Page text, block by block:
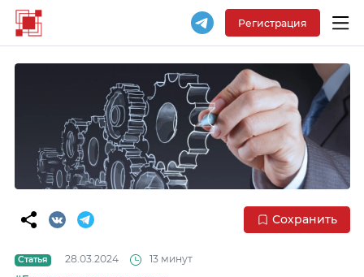
Регистрация
Сохранить
Статья 28.03.2024
13 минут